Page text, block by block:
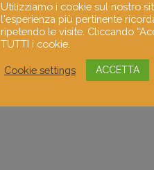
Utilizziamo i cookie sul nostro
l'esperienza più pertinente
ripetendo le visite. Cliccando
TUTTI i cookie.
Cookie settings ACCETTA